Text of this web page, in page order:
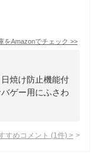
をAmazonでチェック >>
焼け防止機能付
ゲー用にふさわ
すめコメント (1 件) >